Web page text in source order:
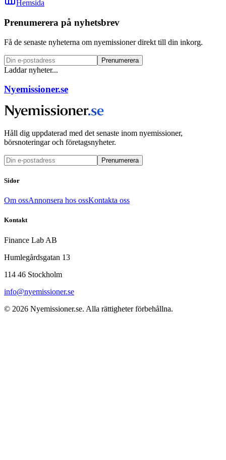
Hemsida
Prenumerera på nyhetsbrev
Få de senaste nyheterna om nyemissioner direkt till din inkorg.
Prenumerera
Laddar nyheter...
Nyemissioner.se
Håll dig uppdaterad med det senaste inom nyemissioner,
börsnoteringar och företagsnyheter.
Prenumerera
Sidor
Om ossAnnonsera hos ossKontakta oss
Kontakt
Finance Lab AB
Humlegårdsgatan 13
114 46 Stockholm
info@nyemissioner.se
© 2026 Nyemissioner.se. Alla rättigheter förbehållna.